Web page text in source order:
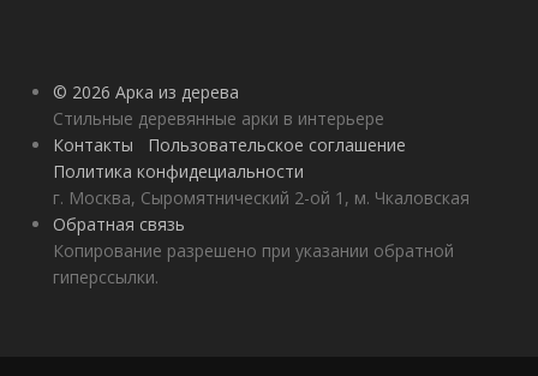
© 2026 Арка из дерева
Стильные деревянные арки в интерьере
Контакты
Пользовательское соглашение
Политика конфидециальности
г. Москва, Сыромятнический 2-ой 1, м. Чкаловская
Обратная связь
Копирование разрешено при указании обратной
гиперссылки.